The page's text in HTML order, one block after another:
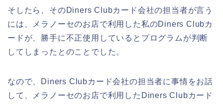
そしたら、そのDiners Clubカード会社の担当者が言う
には、メラノーセのお店で利用した私のDiners Clubカ
ードが、勝手に不正使用しているとプログラムが判断
してしまったとのことでした。
なので、Diners Clubカード会社の担当者に事情をお話
して、メラノーセのお店で利用したDiners Clubカード